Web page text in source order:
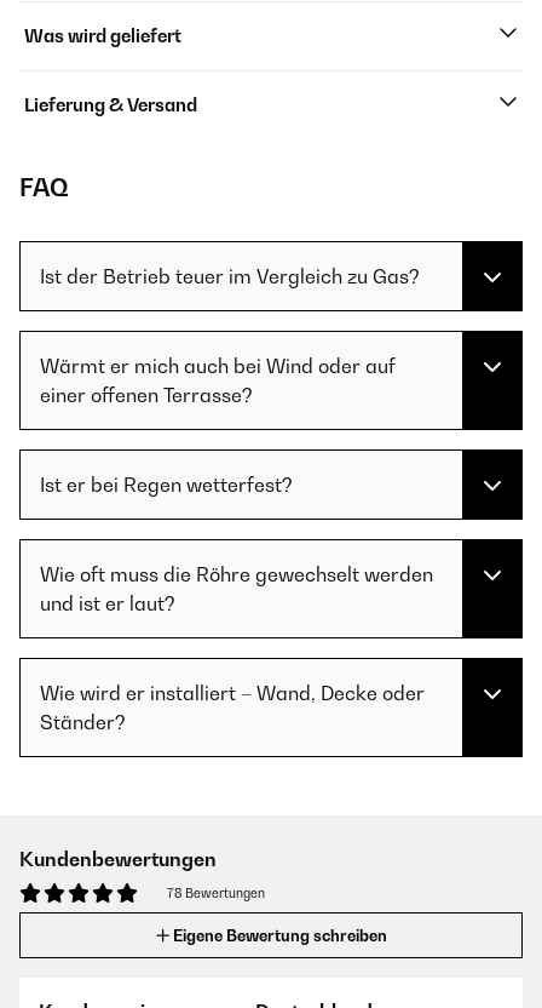
Was wird geliefert
Lieferung & Versand
FAQ
Ist der Betrieb teuer im Vergleich zu Gas?
Wärmt er mich auch bei Wind oder auf
einer offenen Terrasse?
Ist er bei Regen wetterfest?
Wie oft muss die Röhre gewechselt werden
und ist er laut?
Wie wird er installiert – Wand, Decke oder
Ständer?
Kundenbewertungen
78 Bewertungen
Eigene Bewertung schreiben